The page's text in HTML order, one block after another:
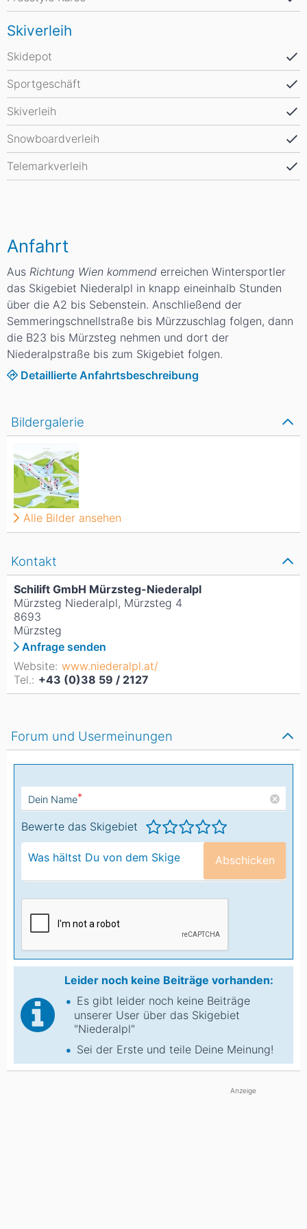
Skiverleih
Skidepot
Sportgeschäft
Skiverleih
Snowboardverleih
Telemarkverleih
Anfahrt
Aus Richtung Wien kommend erreichen Wintersportler
das Skigebiet Niederalpl in knapp eineinhalb Stunden
über die A2 bis Sebenstein. Anschließend der
Semmeringschnellstraße bis Mürzzuschlag folgen, dann
die B23 bis Mürzsteg nehmen und dort der
Niederalpstraße bis zum Skigebiet folgen.
Detaillierte Anfahrtsbeschreibung
Kontakt
Schilift GmbH Mürzsteg-Niederalpl
Mürzsteg Niederalpl, Mürzsteg 4
8693
Mürzsteg
Anfrage senden
Website: www.niederalpl.at/
Tel.: +43 (0)38 59 / 2127
Bildergalerie
Alle Bilder ansehen
Forum und Usermeinungen
Dein Name*
Bewerte das Skigebiet
Abschicken
Leider noch keine Beiträge vorhanden:
Es gibt leider noch keine Beiträge
unserer User über das Skigebiet
"Niederalpl"
Sei der Erste und teile Deine Meinung!
Anzeige